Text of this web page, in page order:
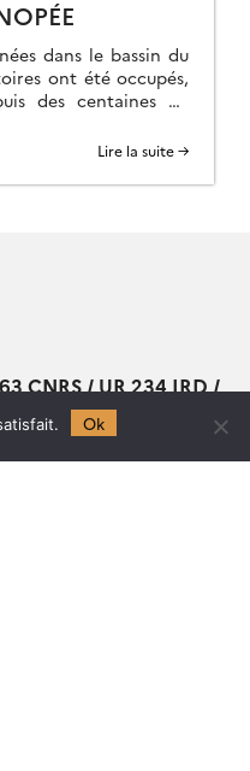
dans le bassin du
ont été occupés,
des centaines de
Lire la suite →
CNRS / UR 234 IRD /
/ CNES
Midi-Pyrénées
Ok